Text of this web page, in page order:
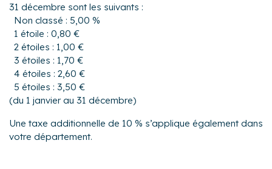
31 décembre sont les suivants :
Non classé : 5,00 %
1 étoile : 0,80 €
2 étoiles : 1,00 €
3 étoiles : 1,70 €
4 étoiles : 2,60 €
5 étoiles : 3,50 €
(du 1 janvier au 31 décembre)
Une taxe additionnelle de 10 % s’applique également dans
votre département.